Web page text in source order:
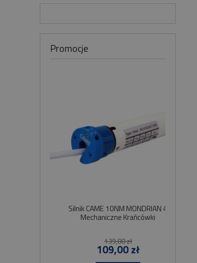
Promocje
Silnik CAME 10NM MONDRIAN 4
Mechaniczne Krańcówki
139,00 zł
109,00 zł